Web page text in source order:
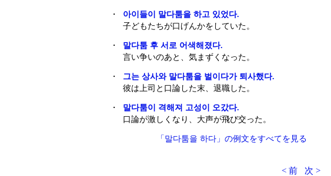
・
아이들이 말다툼을 하고 있었다.
子どもたちが口げんかをしていた。
・
말다툼 후 서로 어색해졌다.
言い争いのあと、気まずくなった。
・
그는 상사와 말다툼을 벌이다가 퇴사했다.
彼は上司と口論した末、退職した。
・
말다툼이 격해져 고성이 오갔다.
口論が激しくなり、大声が飛び交った。
「말다툼을 하다」の例文をすべてを見る
< 前 次 >